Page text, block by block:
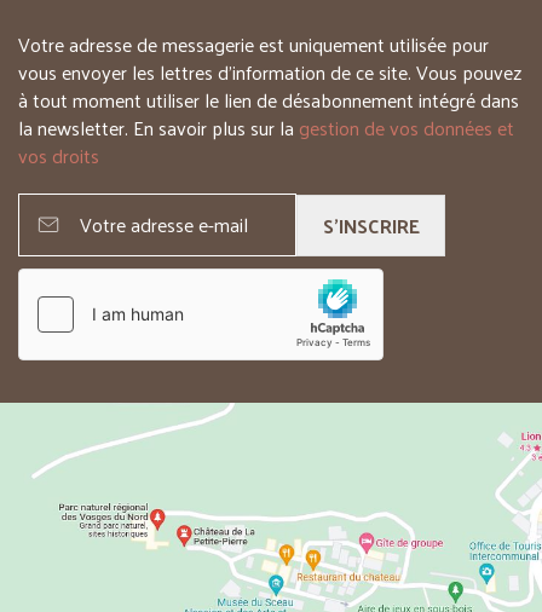
Votre adresse de messagerie est uniquement utilisée pour
vous envoyer les lettres d’information de ce site. Vous pouvez
à tout moment utiliser le lien de désabonnement intégré dans
la newsletter. En savoir plus sur la gestion de vos données et
vos droits
S'INSCRIRE